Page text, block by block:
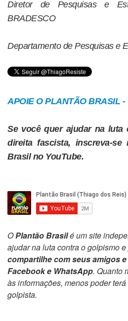
Diretor de Pesquisas e
BRADESCO
Departamento de Pesquisas e
APOIE O PLANTÃO BRASIL
Se você quer ajudar na luta
direita fascista, inscreva-
Brasil no YouTube.
OPlantão Brasilé um site
ajudar na luta contra o golpismo
compartilhe com seus amigos
Facebook e WhatsApp. Quanto
às informações, menos poder
golpista.